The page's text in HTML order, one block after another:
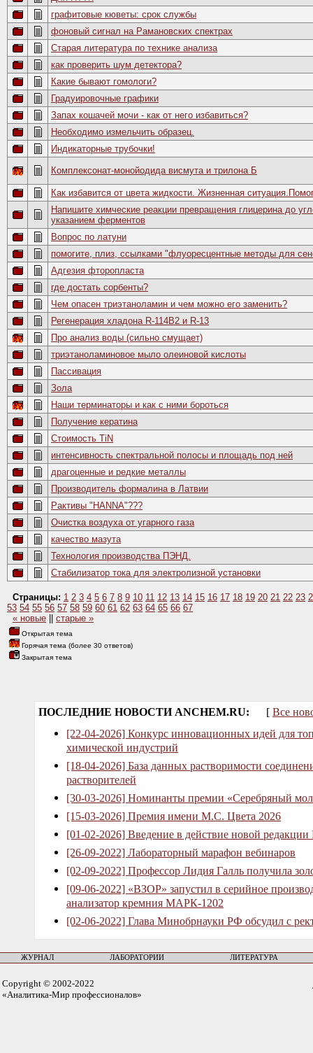
графитовые кюветы: срок службы
фоновый сигнал на Рамановских спектрах
Старая литература по технике анализа
как проверить шум детектора?
Какие бывают гомологи?
Градуировочные графики
Запах кошачей мочи - как от него избавиться?
Необходимо измельчить образец.
Индикаторные трубочки!
Комплексонат-монойодида висмута и трилона Б
Как избавится от цвета жидкости. Жизненная
Напишите химческие реакции превращения глицерина до
указанием ферментов
Вопрос по латуни
помогите, плиз, ссылками "флуоресцентные методы для
Адгезия фторопласта
где достать сорбенты?
Чем опасен триэтаноламин и чем можно его заменить?
Регенерация хладона R-114B2 и R-13
Про анализ воды (сильно смущает)
триэтаноламиновое мыло олеиновой кислоты
Пассивация
Зола
Наши терминаторы и как с ними бороться
Получение кератина
Стоимость TiN
интенсивность спектральной полосы и площадь под ней
драгоценные и редкие металлы
Производитель формалина в Латвии
Рактивы "НANNA"???
Очистка воздуха от угарного газа
качество мазута
Технология производства ПЭНД.
Стабилизатор тока для электролизной установки
Страницы: 1 2 3 4 5 6 7 8 9 10 11 12 13 14 15 16 17 18 19 20 21 22 23
53 54 55 56 57 58 59 60 61 62 63 64 65 66 67
« новые
старые »
Открытая тема
Горячая тема (более 30 ответов)
Закрытая тема
ПОСЛЕДНИЕ НОВОСТИ ANCHEM.RU: [ Все
[22-04-2026] Конкурс инновационных идей для
химической индустрий
[18-04-2026] База данных растворимости
растворителей
[30-03-2026] Номинанты премии «Серебряный
[15-03-2026] Премия имени М.С. Цвета 2026
[01-02-2026] Введение в действие новой
[26-09-2022] Лабораторный марафон вебинаров
[02-09-2022] Профессор Лидия Галль получила
[09-06-2022] «ВЗОР» запустил в серийное
анализатор кремния МАРК-1202
[02-06-2022] Глава Минобрнауки РФ обсудил с
ЖУРНАЛ ЛАБОРАТОРИИ ЛИТЕРАТУРА
Copyright © 2002-2022
«Аналитика-Мир профессионалов»